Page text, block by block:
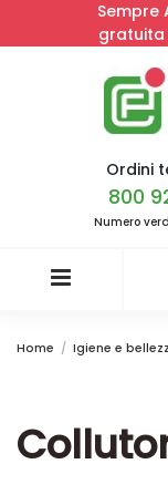
Sempre
gratuita
Ordini
800
Numero
Home Igiene e